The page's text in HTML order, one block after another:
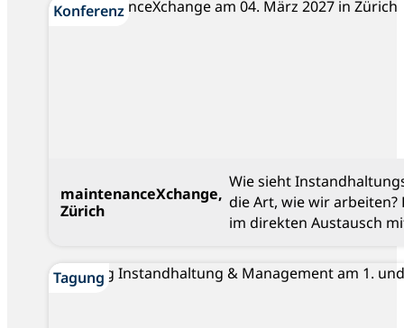
Konferenz
Konferenz
maintenanceXchange,
Zürich
Wie sieht
die Art, wie wir
im direkten Austausch
Blog
Tagung